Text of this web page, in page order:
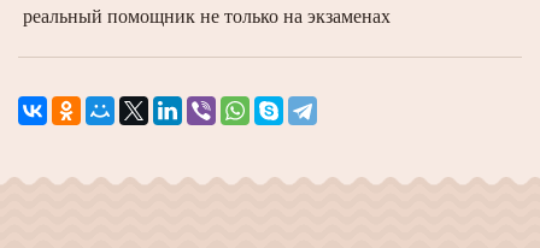
реальный помощник не только на экзаменах